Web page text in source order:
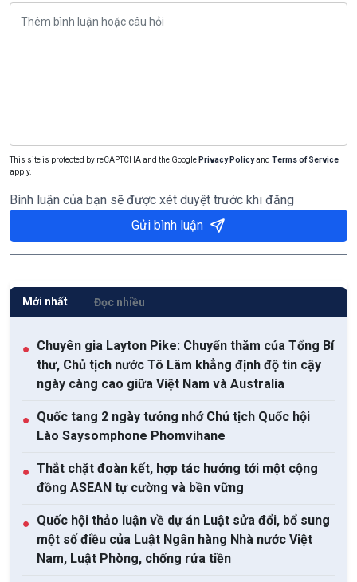
This site is protected by reCAPTCHA and the Google Privacy Policyand Terms of Service
apply.
Bình luận của bạn sẽ được xét duyệt trước khi đăng
Gửi bình luận
Mới nhất Đọc nhiều
● Chuyên gia Layton Pike: Chuyến thăm của Tổng Bí
thư, Chủ tịch nước Tô Lâm khẳng định độ tin cậy
ngày càng cao giữa Việt Nam và Australia
● Quốc tang 2 ngày tưởng nhớ Chủ tịch Quốc hội
Lào Saysomphone Phomvihane
● Thắt chặt đoàn kết, hợp tác hướng tới một cộng
đồng ASEAN tự cường và bền vững
● Quốc hội thảo luận về dự án Luật sửa đổi, bổ sung
một số điều của Luật Ngân hàng Nhà nước Việt
Nam, Luật Phòng, chống rửa tiền